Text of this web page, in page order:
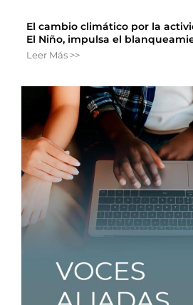
El cambio climático por la
El Niño, impulsa el
Leer Más >>